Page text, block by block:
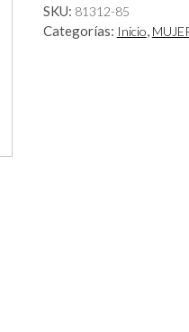
SKU: 81312-85
Categorías: Inicio,